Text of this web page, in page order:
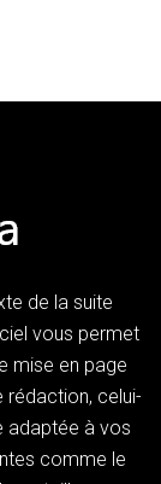
de la suite
vous permet
mise en page
rédaction, celui-
adaptée à vos
comme le